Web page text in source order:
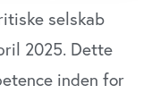
og
medier og til
selskab
2025. Dette
inden for